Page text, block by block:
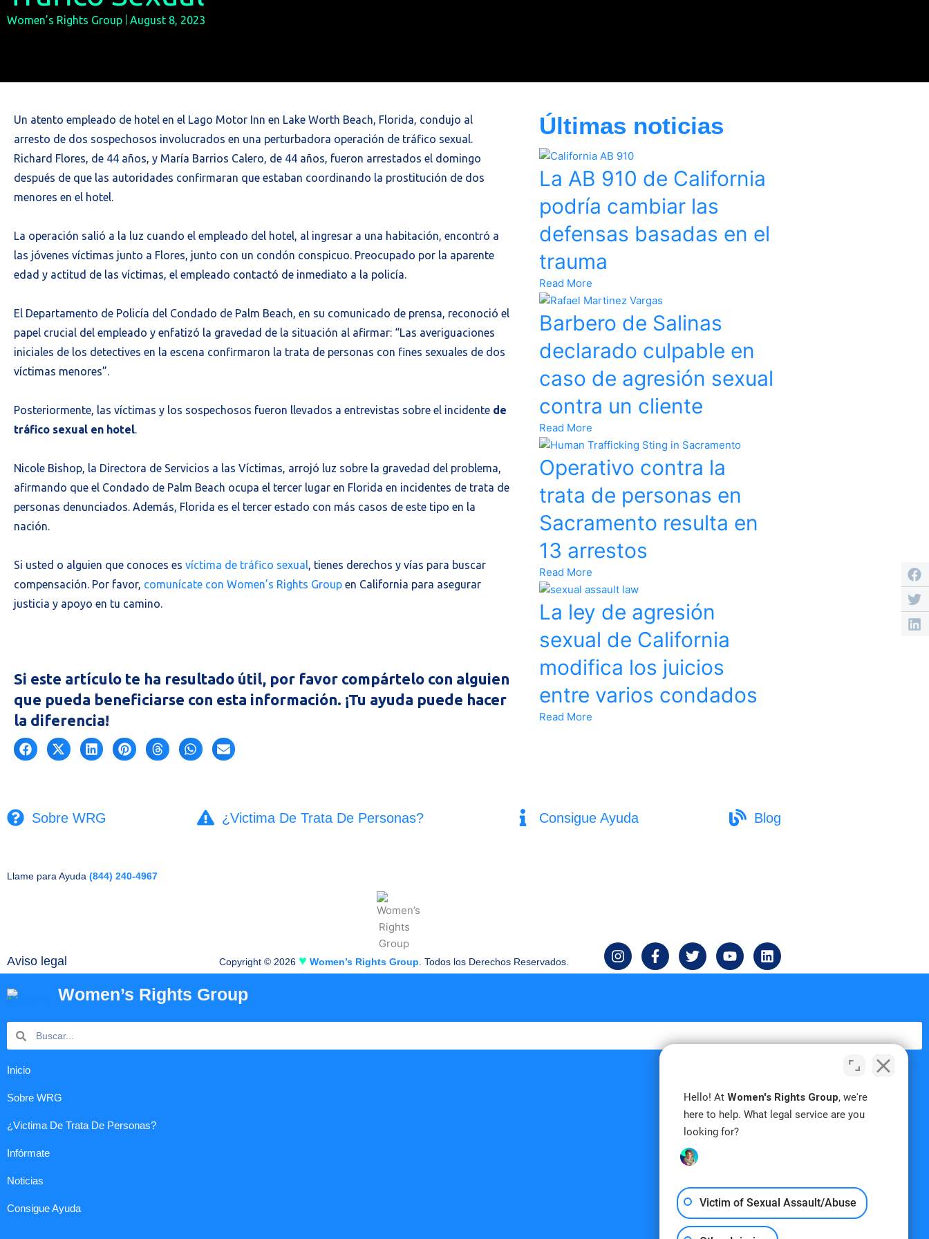
Women’s Rights Group August 8, 2023
Un atento empleado de hotel en el Lago Motor Inn en Lake Worth Beach, Florida, condujo al
arresto de dos sospechosos involucrados en una perturbadora operación de tráfico sexual.
Richard Flores, de 44 años, y María Barrios Calero, de 44 años, fueron arrestados el domingo
después de que las autoridades confirmaran que estaban coordinando la prostitución de dos
menores en el hotel.
La operación salió a la luz cuando el empleado del hotel, al ingresar a una habitación, encontró a
las jóvenes víctimas junto a Flores, junto con un condón conspicuo. Preocupado por la aparente
edad y actitud de las víctimas, el empleado contactó de inmediato a la policía.
El Departamento de Policía del Condado de Palm Beach, en su comunicado de prensa, reconoció el
papel crucial del empleado y enfatizó la gravedad de la situación al afirmar: “Las averiguaciones
iniciales de los detectives en la escena confirmaron la trata de personas con fines sexuales de dos
víctimas menores”.
Posteriormente, las víctimas y los sospechosos fueron llevados a entrevistas sobre el incidente de
tráfico sexual en hotel
Nicole Bishop, la Directora de Servicios a las Víctimas, arrojó luz sobre la gravedad del problema,
afirmando que el Condado de Palm Beach ocupa el tercer lugar en Florida en incidentes de trata de
personas denunciados. Además, Florida es el tercer estado con más casos de este tipo en la
nación.
Si usted o alguien que conoces es víctima de tráfico sexual
, tienes derechos y vías para buscar
compensación. Por favor, comunícate con Women’s Rights Group en California para asegurar
justicia y apoyo en tu camino.
Si este artículo te ha resultado útil, por favor compártelo con alguien
que pueda beneficiarse con esta información. ¡Tu ayuda puede hacer
la diferencia!
Últimas noticias
La AB 910 de California
podría cambiar las
defensas basadas en el
trauma
Read More
Barbero de Salinas
declarado culpable en
caso de agresión sexual
contra un cliente
Read More
Operativo contra la
trata de personas en
Sacramento resulta en
13 arrestos
Read More
La ley de agresión
sexual de California
modifica los juicios
entre varios condados
Read More
Sobre WRG ¿Victima De Trata De Personas? Consigue Ayuda Blog
Llame para Ayuda (844) 240-4967
Aviso legal Copyright © 2026 ♥ Women’s Rights Group. Todos los Derechos Reservados.
I
n
s
g
a
F
a
c
o
k
-
T
w
i
e
Y
o
u
b
L
i
n
d
n
Women’s Rights Group
SearchSearch
Inicio
Sobre WRG
¿Victima De Trata De Personas?
Infórmate
Noticias
Consigue Ayuda
Hello! At Women's Rights Group, we're
here to help. What legal service are you
looking for?
Victim of Sexual Assault/Abuse